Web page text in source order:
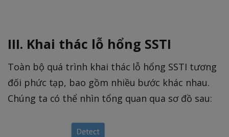
III. Khai thác lỗ hổng SSTI
Toàn bộ quá trình khai thác lỗ hổng SSTI tương
đối phức tạp, bao gồm nhiều bước khác nhau.
Chúng ta có thể nhìn tổng quan qua sơ đồ sau: